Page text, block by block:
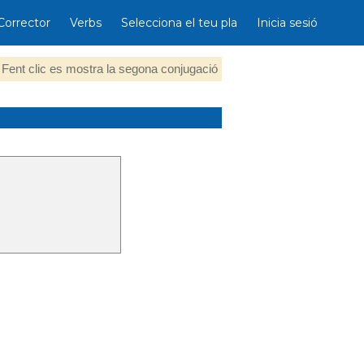
Verbs Selecciona el teu pla Inicia sesió
Fent clic es mostra la segona conjugació